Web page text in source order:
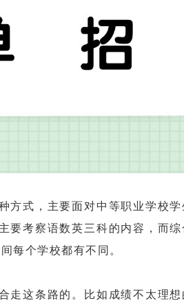
，主要面对中等职业学校学
要考察语数英三科的内容，而
每个学校都有不同。
条路的。比如成绩不太理想